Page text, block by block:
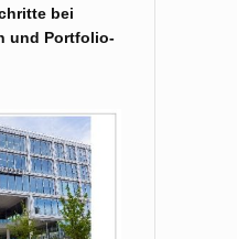
bei
und Portfolio­